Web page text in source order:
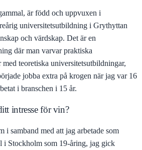
är född och uppvuxen i
universitetsutbildning i Grythyttan
och värdskap. Det är en
där man varvar praktiska
teoretiska universitetsutbildningar,
jobba extra på krogen när jag var 16
i branschen i 15 år.
intresse för vin?
i samband med att jag arbetade som
i Stockholm som 19-åring, jag gick